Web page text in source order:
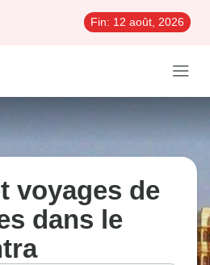
Fin: 12 août, 2026
voyages de
dans le